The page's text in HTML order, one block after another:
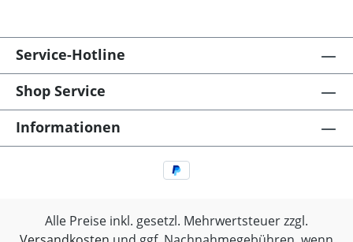
Service-Hotline
Shop Service
Informationen
Alle Preise inkl. gesetzl. Mehrwertsteuer zzgl.